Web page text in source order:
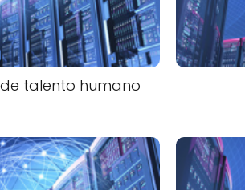
talento humano